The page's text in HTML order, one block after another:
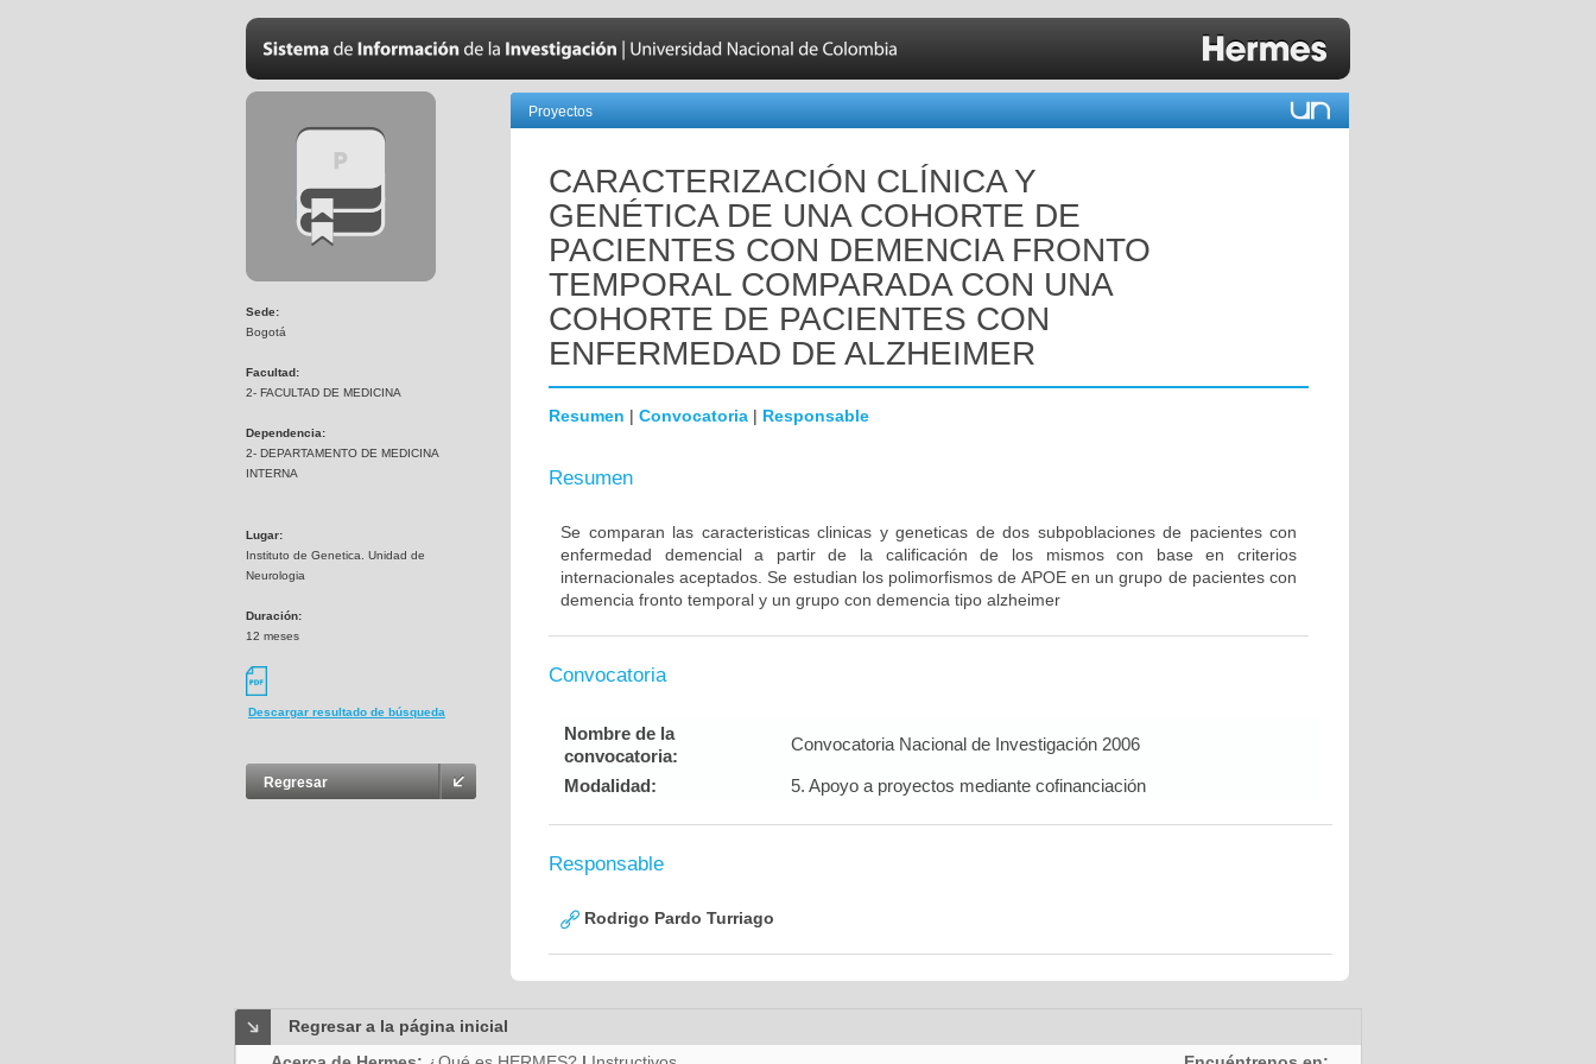
Sede:
Bogotá
Facultad:
2- FACULTAD DE MEDICINA
Dependencia:
2- DEPARTAMENTO DE MEDICINA
INTERNA
Lugar:
Instituto de Genetica. Unidad de
Neurologia
Duración:
12 meses
Descargar resultado de búsqueda
Regresar
Proyectos
CARACTERIZACIÓN CLÍNICA Y
GENÉTICA DE UNA COHORTE DE
PACIENTES CON DEMENCIA FRONTO
TEMPORAL COMPARADA CON UNA
COHORTE DE PACIENTES CON
ENFERMEDAD DE ALZHEIMER
Resumen | Convocatoria | Responsable
Resumen
Se comparan las caracteristicas clinicas y geneticas de dos subpoblaciones de pacientes con
enfermedad demencial a partir de la calificación de los mismos con base en criterios
internacionales aceptados. Se estudian los polimorfismos de APOE en un grupo de pacientes con
demencia fronto temporal y un grupo con demencia tipo alzheimer
Convocatoria
Nombre de la
convocatoria:
Convocatoria Nacional de Investigación 2006
Modalidad: 5. Apoyo a proyectos mediante cofinanciación
Responsable
Rodrigo Pardo Turriago
Regresar a la página inicial